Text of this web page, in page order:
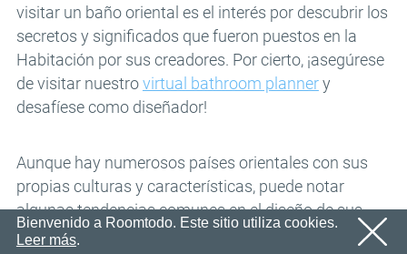
visitar un baño oriental es el interés por descubrir los
secretos y significados que fueron puestos en la
Habitación por sus creadores. Por cierto, ¡asegúrese
de visitar nuestrovirtual bathroom plannery
desafíese como diseñador!
Aunque hay numerosos países orientales con sus
propias culturas y características, puede notar
algunas tendencias comunes en el diseño de sus
baños:
Bienvenido a Roomtodo. Este sitio utiliza cookies.
Leer más.